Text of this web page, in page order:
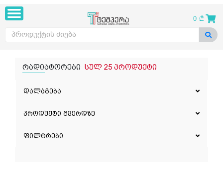
0
რადიატორები სულ 25 პროდუქტი
დალაგება
პროდუქტი გვერდზე
ფილტრები